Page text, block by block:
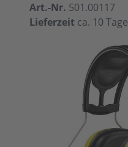
Art.-Nr. 501.00117
Lieferzeit ca. 10 Tage